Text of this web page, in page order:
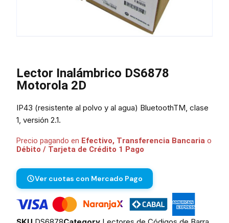
Lector Inalámbrico DS6878
Motorola 2D
IP43 (resistente al polvo y al agua) BluetoothTM, clase
1, versión 2.1.
Precio pagando en Efectivo, Transferencia Bancaria o
Débito / Tarjeta de Crédito 1 Pago
Ver cuotas con Mercado Pago